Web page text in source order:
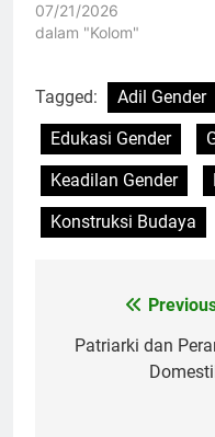
07/21/2026
dalam "Kolom"
Tagged: Adil Gender
Edukasi Gender
Keadilan Gender
Konstruksi Budaya
Navigasi
pos
Patriarki dan